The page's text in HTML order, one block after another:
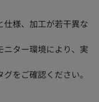
様、加工が若干異な
ター環境により、実
をご確認ください。